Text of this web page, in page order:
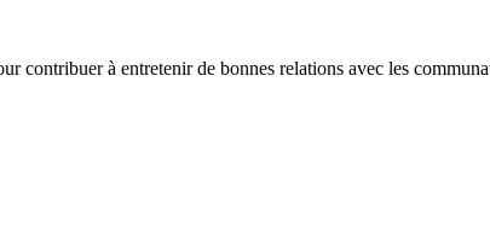
contribuer à entretenir de bonnes relations avec les